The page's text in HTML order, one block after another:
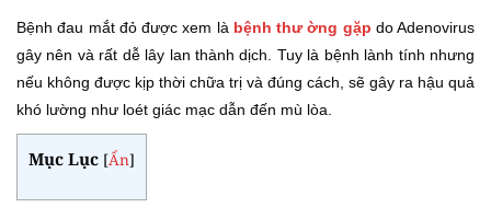
Bệnh đau mắt đỏ được xem là bệnh thư ờng gặp do Adenovirus
gây nên và rất dễ lây lan thành dịch. Tuy là bệnh lành tính nhưng
nếu không được kịp thời chữa trị và đúng cách, sẽ gây ra hậu quả
khó lường như loét giác mạc dẫn đến mù lòa.
Mục Lục [Ẩn]